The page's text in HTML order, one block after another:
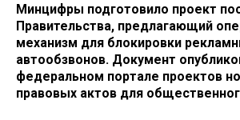
Минцифры подготовило проект
Правительства, предлагающий
механизм для блокировки
автообзвонов. Документ
федеральном портале проектов
правовых актов для